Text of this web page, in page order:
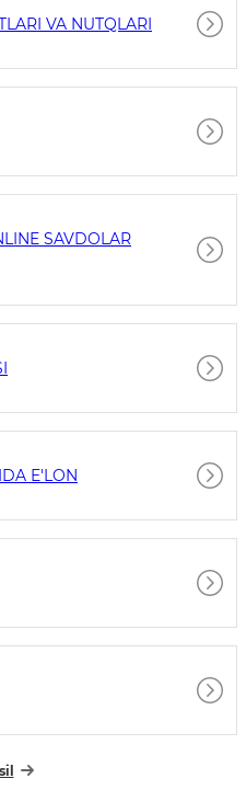
VA NUTQLARI
SAVDOLAR
E'LON